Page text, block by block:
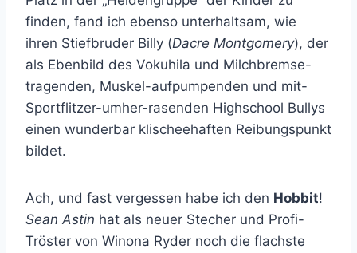
finden, fand ich ebenso unterhaltsam, wie
ihren Stiefbruder Billy (Dacre Montgomery), der
als Ebenbild des Vokuhila und Milchbremse-
tragenden, Muskel-aufpumpenden und mit-
Sportflitzer-umher-rasenden Highschool Bullys
einen wunderbar klischeehaften Reibungspunkt
bildet.
Ach, und fast vergessen habe ich den Hobbit!
Sean Astin hat als neuer Stecher und Profi-
Tröster von Winona Ryder noch die flachste